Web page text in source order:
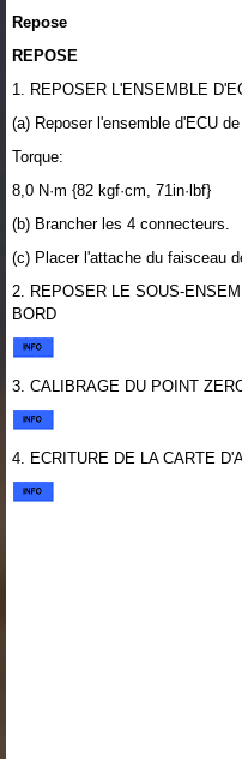
Repose
REPOSE
1. REPOSER L'ENSEMBLE
(a) Reposer l'ensemble d'ECU
Torque:
8,0 N·m {82 kgf·cm, 71in·lbf}
(b) Brancher les 4 connecteurs.
(c) Placer l'attache du faisceau
2. REPOSER LE SOUS-
BORD
3. CALIBRAGE DU POINT
4. ECRITURE DE LA CARTE